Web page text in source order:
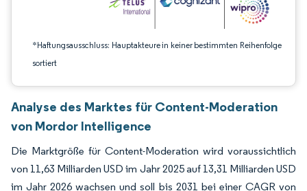
*Haftungsausschluss: Hauptakteure in keiner bestimmten Reihenfolge
sortiert
Analyse des Marktes für Content-Moderation
von Mordor Intelligence
Die Marktgröße für Content-Moderation wird voraussichtlich
von 11,63 Milliarden USD im Jahr 2025 auf 13,31 Milliarden USD
im Jahr 2026 wachsen und soll bis 2031 bei einer CAGR von